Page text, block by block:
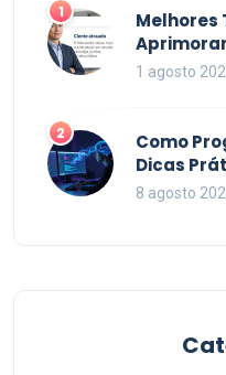
1
Melhores
2026
1 agosto
2
Como
Dicas
Código em
8 agosto